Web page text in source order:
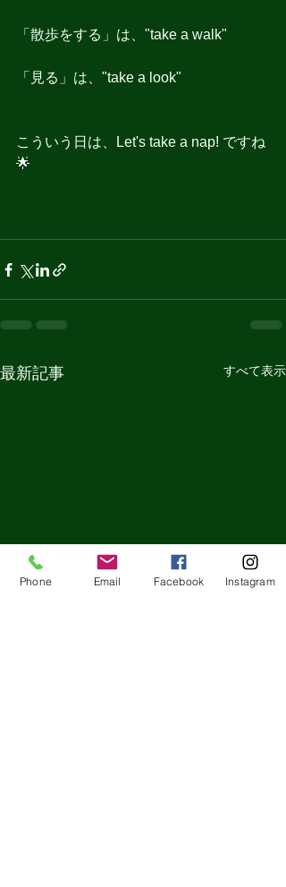
「散歩をする」は、"take a walk"
「見る」は、"take a look"
こういう日は、Let's take a nap! ですね
🌟
最新記事 すべて表示
Phone Email Facebook Instagram